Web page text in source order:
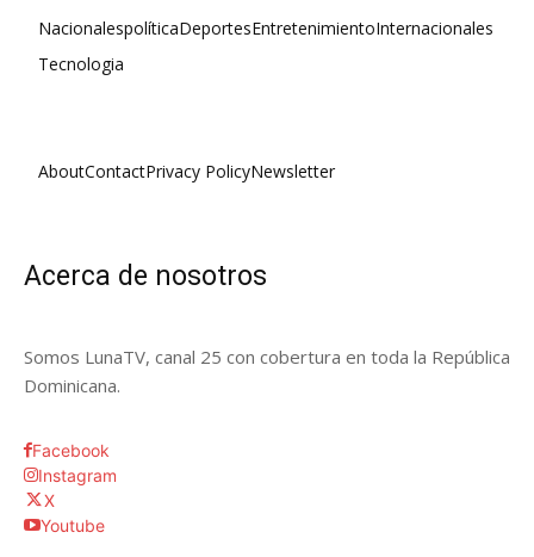
NacionalespolíticaDeportesEntretenimientoInternacionales
Tecnologia
AboutContactPrivacy PolicyNewsletter
Acerca de nosotros
Somos LunaTV, canal 25 con cobertura en toda la República
Dominicana.
Facebook
Instagram
X
Youtube